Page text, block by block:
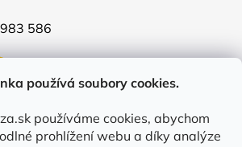
používá soubory cookies.
používáme cookies, abychom
prohlížení webu a díky analýze
586
platby